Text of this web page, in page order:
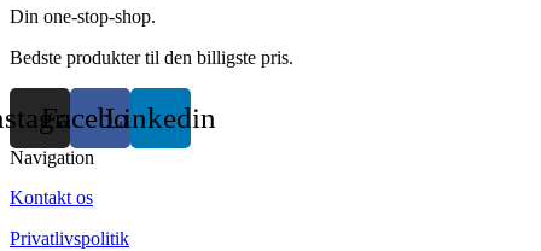
Din one-stop-shop.
Bedste produkter til den billigste pris.
FacebookLinkedin
Navigation
Kontakt os
Privatlivspolitik